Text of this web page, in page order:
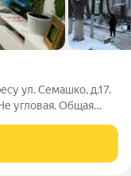
ул. Семашко, д.17.
угловая. Общая
Стены